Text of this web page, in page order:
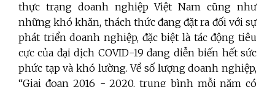
thực trạng doanh nghiệp Việt Nam cũng như
những khó khăn, thách thức đang đặt ra đối với sự
phát triển doanh nghiệp, đặc biệt là tác động tiêu
cực của đại dịch COVID-19 đang diễn biến hết sức
phức tạp và khó lường. Về số lượng doanh nghiệp,
“Giai đoạn 2016 - 2020, trung bình mỗi năm có